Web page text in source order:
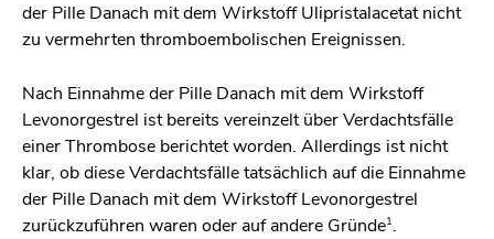
der Pille Danach mit dem Wirkstoff Ulipristalacetat nicht
zu vermehrten thromboembolischen Ereignissen.
Nach Einnahme der Pille Danach mit dem Wirkstoff
Levonorgestrel ist bereits vereinzelt über Verdachtsfälle
einer Thrombose berichtet worden. Allerdings ist nicht
klar, ob diese Verdachtsfälle tatsächlich auf die Einnahme
der Pille Danach mit dem Wirkstoff Levonorgestrel
zurückzuführen waren oder auf andere Gründe1.